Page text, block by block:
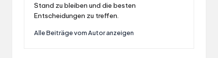
Stand zu bleiben und die besten
Entscheidungen zu treffen.
Alle Beiträge vom Autor anzeigen